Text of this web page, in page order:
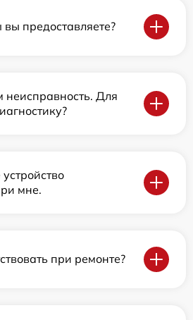
предоставляете?
Для
мне.
при ремонте?